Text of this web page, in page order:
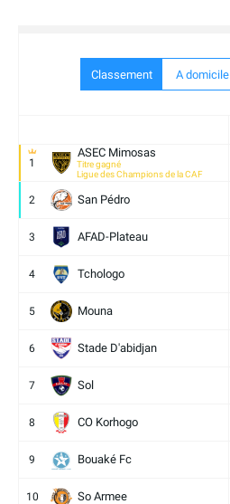
Classement A domicile
1
ASEC Mimosas
Titre gagné
Ligue des Champions de la CAF
2 San Pédro
3 AFAD-Plateau
4 Tchologo
5 Mouna
6 Stade D'abidjan
7 Sol
8 CO Korhogo
9 Bouaké Fc
10 So Armee